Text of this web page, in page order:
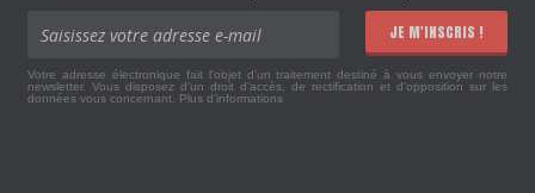
JE M'INSCRIS !
Votre adresse électronique fait l'objet d'un traitement destiné à vous envoyer notre
newsletter. Vous disposez d'un droit d'accès, de rectification et d'opposition sur les
données vous concernant. Plus d'informations